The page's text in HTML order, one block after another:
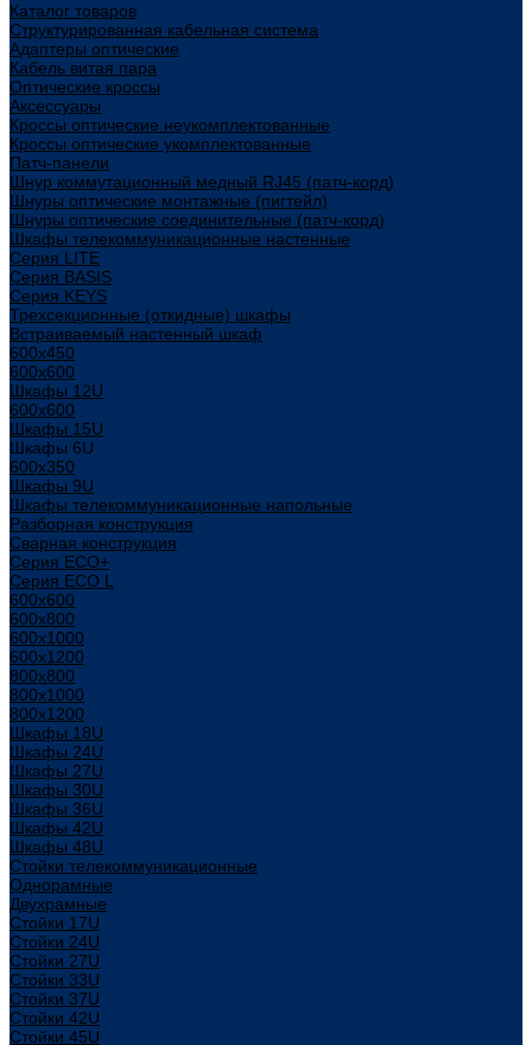
Каталог товаров
Структурированная кабельная система
Адаптеры оптические
Кабель витая пара
Оптические кроссы
Аксессуары
Кроссы оптические неукомплектованные
Кроссы оптические укомплектованные
Патч-панели
Шнур коммутационный медный RJ45 (патч-корд)
Шнуры оптические монтажные (пигтейл)
Шнуры оптические соединительные (патч-корд)
Шкафы телекоммуникационные настенные
Cерия LITE
Cерия BASIS
Cерия KEYS
Трехсекционные (откидные) шкафы
Встраиваемый настенный шкаф
600x450
600x600
Шкафы 12U
600x600
Шкафы 15U
Шкафы 6U
600x350
Шкафы 9U
Шкафы телекоммуникационные напольные
Разборная конструкция
Сварная конструкция
Серия ECO+
Серия ECO L
600x600
600x800
600х1000
600х1200
800x800
800х1000
800х1200
Шкафы 18U
Шкафы 24U
Шкафы 27U
Шкафы 30U
Шкафы 36U
Шкафы 42U
Шкафы 48U
Стойки телекоммуникационные
Однорамные
Двухрамные
Стойки 17U
Стойки 24U
Стойки 27U
Стойки 33U
Стойки 37U
Стойки 42U
Стойки 45U